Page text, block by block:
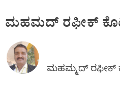
ಮಹಮದ್‌ ರಫೀಕ್‌
ಮಹಮ್ಮದ್‌ ರಫೀಕ್‌